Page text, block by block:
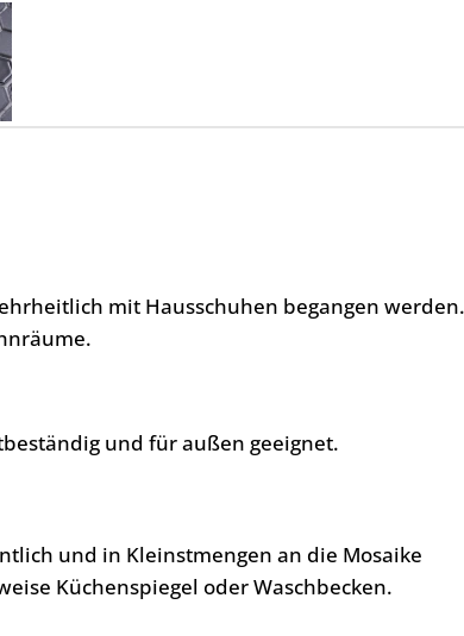
mit Hausschuhen begangen werden.
und für außen geeignet.
und in Kleinstmengen an die Mosaike
Küchenspiegel oder Waschbecken.